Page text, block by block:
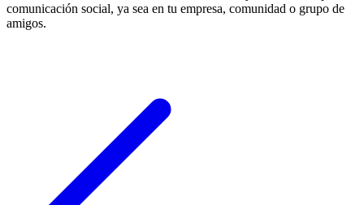
comunicación social, ya sea en tu empresa, comunidad o grupo de
amigos.